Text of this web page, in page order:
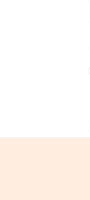
対応してくださるの